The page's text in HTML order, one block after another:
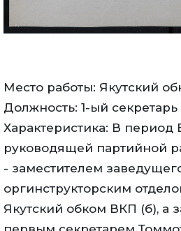
Место работы: Якутский
Должность: 1-ый
Характеристика: В период
руководящей партийной
- заместителем
оргинструкторским
Якутский обком ВКП (б), а